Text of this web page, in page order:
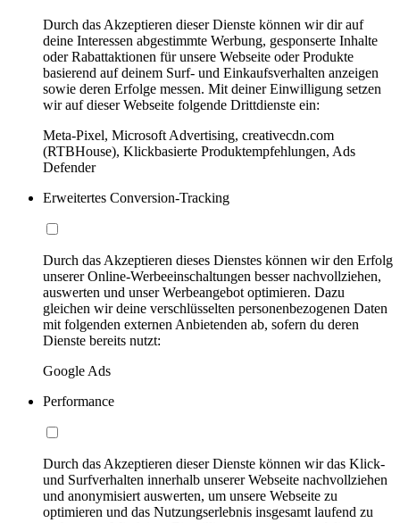
Durch das Akzeptieren dieser Dienste können wir dir auf
deine Interessen abgestimmte Werbung, gesponserte Inhalte
oder Rabattaktionen für unsere Webseite oder Produkte
basierend auf deinem Surf- und Einkaufsverhalten anzeigen
sowie deren Erfolge messen. Mit deiner Einwilligung setzen
wir auf dieser Webseite folgende Drittdienste ein:
Meta-Pixel, Microsoft Advertising, creativecdn.com
(RTBHouse), Klickbasierte Produktempfehlungen, Ads
Defender
Erweitertes Conversion-Tracking
Durch das Akzeptieren dieses Dienstes können wir den Erfolg
unserer Online-Werbeeinschaltungen besser nachvollziehen,
auswerten und unser Werbeangebot optimieren. Dazu
gleichen wir deine verschlüsselten personenbezogenen Daten
mit folgenden externen Anbietenden ab, sofern du deren
Dienste bereits nutzt:
Google Ads
Performance
Durch das Akzeptieren dieser Dienste können wir das Klick-
und Surfverhalten innerhalb unserer Webseite nachvollziehen
und anonymisiert auswerten, um unsere Webseite zu
optimieren und das Nutzungserlebnis insgesamt laufend zu